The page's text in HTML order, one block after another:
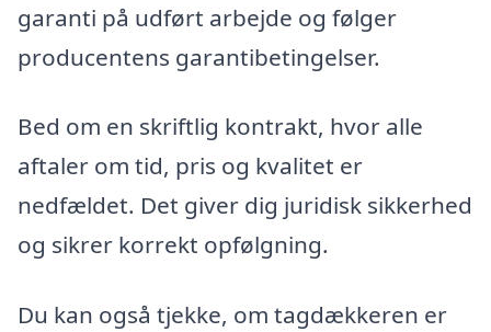
garanti på udført arbejde og følger
producentens garantibetingelser.
Bed om en skriftlig kontrakt, hvor alle
aftaler om tid, pris og kvalitet er
nedfældet. Det giver dig juridisk sikkerhed
og sikrer korrekt opfølgning.
Du kan også tjekke, om tagdækkeren er